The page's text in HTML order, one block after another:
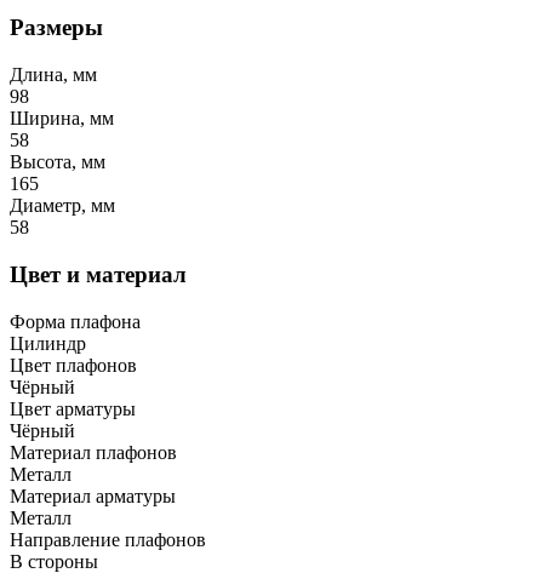
Размеры
Длина, мм
98
Ширина, мм
58
Высота, мм
165
Диаметр, мм
58
Цвет и материал
Форма плафона
Цилиндр
Цвет плафонов
Чёрный
Цвет арматуры
Чёрный
Материал плафонов
Металл
Материал арматуры
Металл
Направление плафонов
В стороны